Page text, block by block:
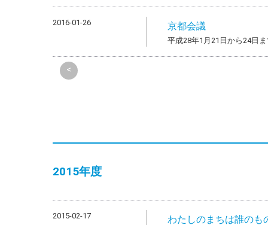
2016-01-26 京都会議
平成28年1月21日から24日
<
2015年度
2015-02-17 わたしのまちは誰のも